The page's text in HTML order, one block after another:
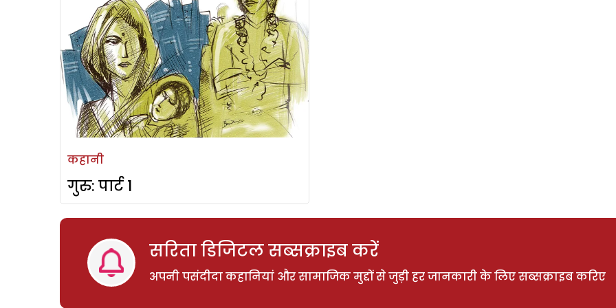
कहानी
गुरु: पार्ट 1
सरिता डिजिटल सब्सक्राइब करें
अपनी पसंदीदा कहानियां और सामाजिक मुद्दों से जुड़ी हर जानकारी के लिए सब्सक्राइब करिए